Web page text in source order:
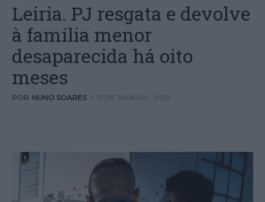
Leiria. PJ resgata e devolve
à família menor
desaparecida há oito
meses
POR NUNO SOARES - 31 DE JANEIRO, 2023